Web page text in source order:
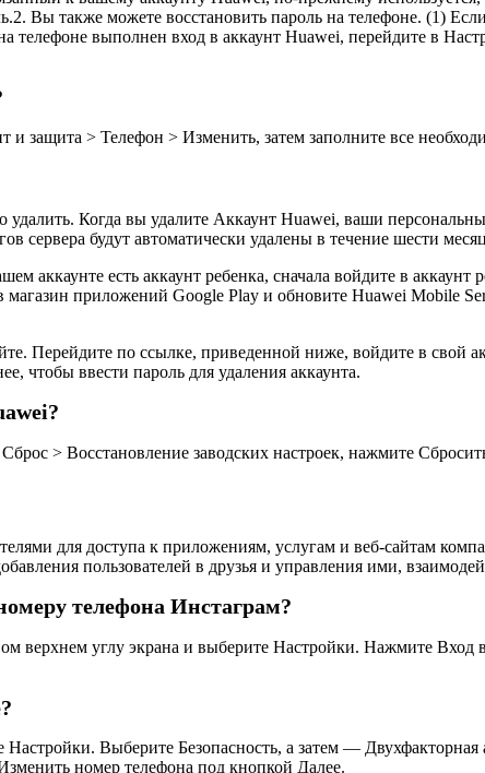
Вы также можете восстановить пароль на телефоне. (1)
телефоне выполнен вход в аккаунт Huawei, перейдите в
защита > Телефон > Изменить, затем заполните все
Когда вы удалите Аккаунт Huawei, ваши
сервера будут автоматически удалены в течение шести
аккаунте есть аккаунт ребенка, сначала войдите в аккаунт
магазин приложений Google Play и обновите Huawei
Перейдите по ссылке, приведенной ниже, войдите в
чтобы ввести пароль для удаления аккаунта.
> Восстановление заводских настроек, нажмите
для доступа к приложениям, услугам и веб-сайтам
пользователей в друзья и управления ими,
телефона Инстаграм?
верхнем углу экрана и выберите Настройки. Нажмите Вход
Выберите Безопасность, а затем —
номер телефона под кнопкой Далее.